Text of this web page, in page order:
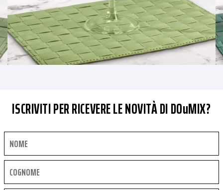
ISCRIVITI PER RICEVERE LE NOVITÀ DI DOuMIX?